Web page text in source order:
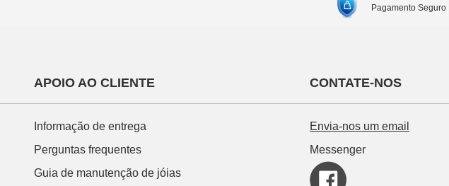
Pagamento Seguro
APOIO AO CLIENTE
Informação de entrega
Perguntas frequentes
Guia de manutenção de jóias
CONTATE-NOS
Envia-nos um email
Messenger